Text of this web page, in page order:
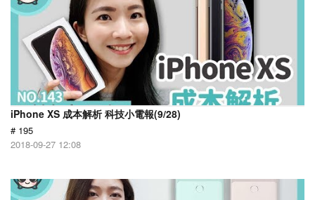
iPhone XS 成本解析 科技小電報(9/28)
# 195
2018-09-27 12:08